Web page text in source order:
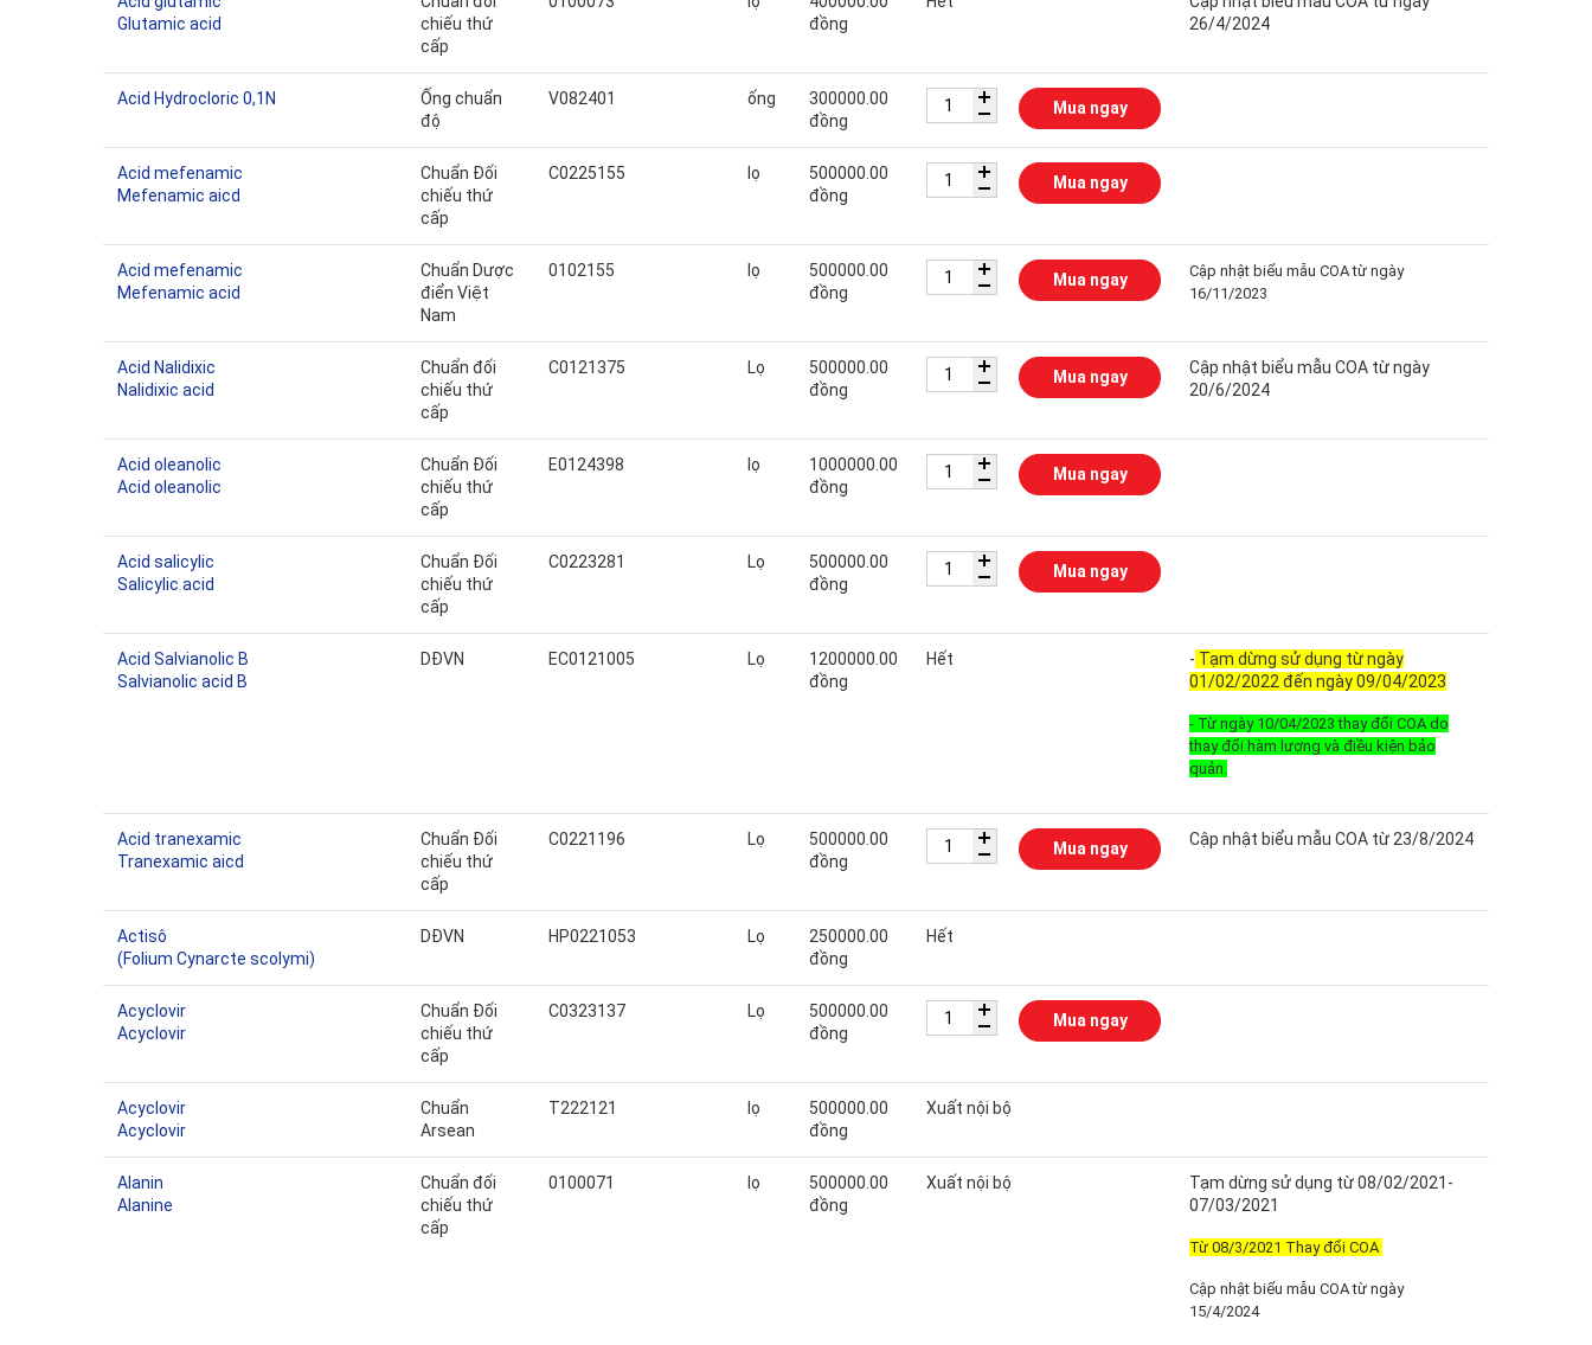
Glutamic acid
chiếu thứ
cấp
đồng
26/4/2024
Acid Hydrocloric 0,1N
Ống chuẩn
độ
V082401 ống
300000.00
đồng
Mua ngay
Acid mefenamic
Mefenamic aicd
Chuẩn Đối
chiếu thứ
cấp
C0225155 lọ
500000.00
đồng
Mua ngay
Acid mefenamic
Mefenamic acid
Chuẩn Dược
điển Việt
Nam
0102155 lọ
500000.00
đồng
Mua ngay
Cập nhật biểu mẫu COA từ ngày
16/11/2023
Acid Nalidixic
Nalidixic acid
Chuẩn đối
chiếu thứ
cấp
C0121375 Lọ
500000.00
đồng
Mua ngay
Cập nhật biểu mẫu COA từ ngày
20/6/2024
Acid oleanolic
Acid oleanolic
Chuẩn Đối
chiếu thứ
cấp
E0124398 lọ
1000000.00
đồng
Mua ngay
Acid salicylic
Salicylic acid
Chuẩn Đối
chiếu thứ
cấp
C0223281 Lọ
500000.00
đồng
Mua ngay
Acid Salvianolic B
Salvianolic acid B
DĐVN EC0121005 Lọ
1200000.00
đồng
Hết - Tạm dừng sử dụng từ ngày
01/02/2022 đến ngày 09/04/2023
- Từ ngày 10/04/2023 thay đổi COA do
thay đổi hàm lượng và điều kiện bảo
quản.
Acid tranexamic
Tranexamic aicd
Chuẩn Đối
chiếu thứ
cấp
C0221196 Lọ
500000.00
đồng
Mua ngay Cập nhật biểu mẫu COA từ 23/8/2024
Actisô
(Folium Cynarcte scolymi)
DĐVN HP0221053 Lọ
250000.00
đồng
Hết
Acyclovir
Acyclovir
Chuẩn Đối
chiếu thứ
cấp
C0323137 Lọ
500000.00
đồng
Mua ngay
Acyclovir
Acyclovir
Chuẩn
Arsean
T222121 lọ
500000.00
đồng
Xuất nội bộ
Alanin
Alanine
Chuẩn đối
chiếu thứ
cấp
0100071 lọ
500000.00
đồng
Xuất nội bộ
Tạm dừng sử dụng từ 08/02/2021-
07/03/2021
Từ 08/3/2021 Thay đổi COA
Cập nhật biểu mẫu COA từ ngày
15/4/2024